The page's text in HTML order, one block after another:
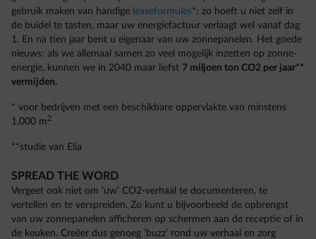
gebruik maken van handige leaseformules*: zo hoeft u niet zelf in
de buidel te tasten, maar uw energiefactuur verlaagt wel vanaf dag
1. En na tien jaar bent u eigenaar van uw zonnepanelen. Het goede
nieuws: als we allemaal samen zo veel mogelijk inzetten op zonne-
energie, kunnen we in 2040 maar liefst 7 miljoen ton CO2 per jaar**
vermijden.
* voor bedrijven met een beschikbare oppervlakte van minstens
1.000 m 2
**studie van Elia
SPREAD THE WORD
Vergeet ook niet om ‘uw’ CO2-verhaal te documenteren, te
vertellen en te verspreiden. Zo kunt u bijvoorbeeld de opbrengst
van uw zonnepanelen afficheren op schermen aan de receptie of in
de keuken. Creëer dus genoeg ‘buzz’ rond uw verhaal en zorg